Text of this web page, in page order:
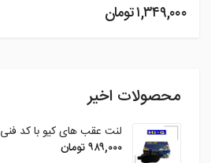
۱,۳۴۹,۰۰۰تومان
محصولات اخیر
لنت عقب های کیو با کد فنی SP2094
۹۸۹,۰۰۰تومان